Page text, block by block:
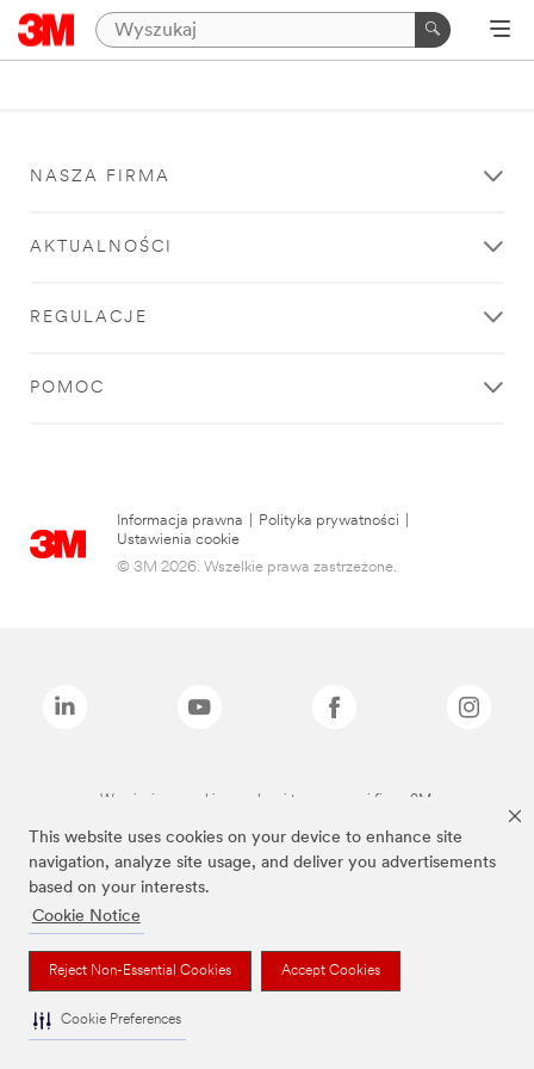
This website uses cookies on your device to enhance site
navigation, analyze site usage, and deliver you advertisements
based on your interests.
Cookie Notice
Reject Non-Essential Cookies Accept Cookies
Cookie Preferences
NASZA FIRMA
AKTUALNOŚCI
REGULACJE
POMOC
Informacja prawna Polityka prywatności
Ustawienia cookie
© 3M 2026. Wszelkie prawa zastrzeżone.
Wymienione marki są znakami towarowymi firmy 3M.